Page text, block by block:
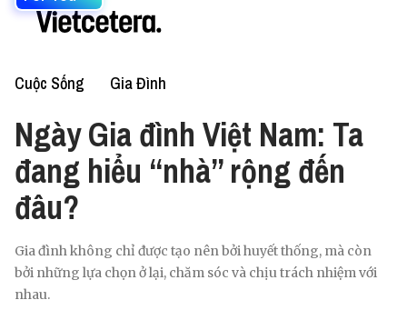
Cuộc Sống Gia Đình
Ngày Gia đình Việt Nam: Ta
đang hiểu “nhà” rộng đến
đâu?
Gia đình không chỉ được tạo nên bởi huyết thống, mà còn
bởi những lựa chọn ở lại, chăm sóc và chịu trách nhiệm với
nhau.